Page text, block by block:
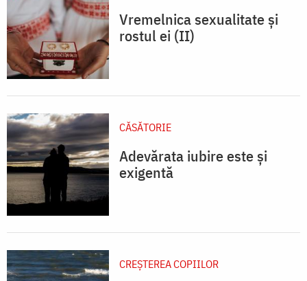
Vremelnica sexualitate și
rostul ei (II)
CĂSĂTORIE
Adevărata iubire este și
exigentă
CREŞTEREA COPIILOR